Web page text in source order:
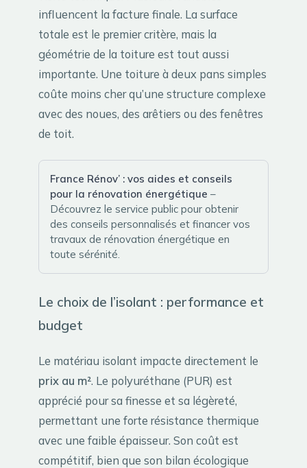
influencent la facture finale. La surface
totale est le premier critère, mais la
géométrie de la toiture est tout aussi
importante. Une toiture à deux pans simples
coûte moins cher qu’une structure complexe
avec des noues, des arêtiers ou des fenêtres
de toit.
France Rénov’ : vos aides et conseils
pour la rénovation énergétique –
Découvrez le service public pour obtenir
des conseils personnalisés et financer vos
travaux de rénovation énergétique en
toute sérénité.
Le choix de l’isolant : performance et
budget
Le matériau isolant impacte directement le
prix au m². Le polyuréthane (PUR) est
apprécié pour sa finesse et sa légèreté,
permettant une forte résistance thermique
avec une faible épaisseur. Son coût est
compétitif, bien que son bilan écologique